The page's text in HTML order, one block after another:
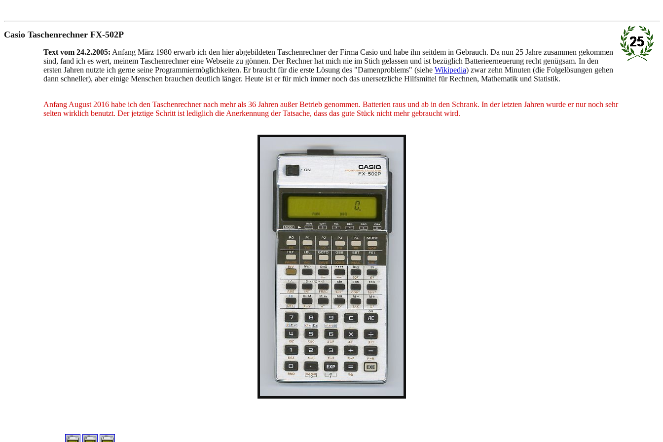
Casio Taschenrechner FX-502P
Text vom 24.2.2005: Anfang März 1980 erwarb ich den hier abgebildeten Taschenrechner der Firma Casio und habe ihn seitdem in Gebrauch. Da nun 25 Jahre zusammen gekommen
sind, fand ich es wert, meinem Taschenrechner eine Webseite zu gönnen. Der Rechner hat mich nie im Stich gelassen und ist bezüglich Batterieerneuerung recht genügsam. In den
ersten Jahren nutzte ich gerne seine Programmiermöglichkeiten. Er braucht für die erste Lösung des "Damenproblems" (siehe Wikipedia) zwar zehn Minuten (die Folgelösungen gehen
dann schneller), aber einige Menschen brauchen deutlich länger. Heute ist er für mich immer noch das unersetzliche Hilfsmittel für Rechnen, Mathematik und Statistik.
Anfang August 2016 habe ich den Taschenrechner nach mehr als 36 Jahren außer Betrieb genommen. Batterien raus und ab in den Schrank. In der letzten Jahren wurde er nur noch sehr
selten wirklich benutzt. Der jetztige Schritt ist lediglich die Anerkennung der Tatsache, dass das gute Stück nicht mehr gebraucht wird.